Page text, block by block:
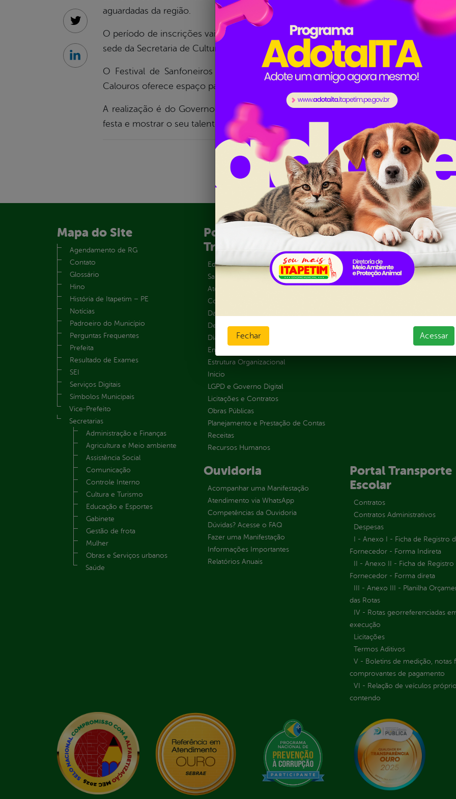
aguardadas da região.
O período de inscrições vai de 20 de maio a 20 de junho, e os interessados devem
sede da Secretaria de Cultura e Turismo, localizada naRua Juvino Leite, nº 116, Centro
O Festival de Sanfoneiros celebra um dos principais instrumentos da música
Calouros oferece espaço para cantores mostrarem sua voz e presença de palco.
A realização é do Governo Municipal, por meio da Secretaria de Cultura e Turismo.
festa e mostrar o seu talento, esta é uma oportunidade de integrar a programação do
Twitter
Linkedin
Mapa do Site
Agendamento de RG
Contato
Glossário
Hino
História de Itapetim – PE
Notícias
Padroeiro do Município
Perguntas Frequentes
Prefeita
Resultado de Exames
SEI
Serviços Digitais
Símbolos Municipais
Vice-Prefeito
Secretarias
Administração e Finanças
Agricultura e Meio ambiente
Assistência Social
Comunicação
Controle Interno
Cultura e Turismo
Educação e Esportes
Gabinete
Gestão de frota
Mulher
Obras e Serviços urbanos
Saúde
Portal da
Transparência
Educação
Saúde
Atos normativos
Convênios e Transferências
Dados Abertos
Despesas
Diárias
Emendas parlamentares
Estrutura Organizacional
Inicio
LGPD e Governo Digital
Licitações e Contratos
Obras Públicas
Planejamento e Prestação de Contas
Receitas
Recursos Humanos
Carta de Serviços
Ouvidoria e Serviço de
Tribuna
Ouvidoria
Acompanhar uma Manifestação
Atendimento via WhatsApp
Competências da Ouvidoria
Dúvidas? Acesse o FAQ
Fazer uma Manifestação
Informações Importantes
Relatórios Anuais
Portal Transporte
Escolar
Contratos
Contratos Administrativos
Despesas
I - Anexo I - Ficha de Registro
Fornecedor - Forma Indireta
II - Anexo II - Ficha de Registro
Fornecedor - Forma direta
III - Anexo III - Planilha
das Rotas
IV - Rotas georreferenciadas
execução
Licitações
Termos Aditivos
V - Boletins de medição, notas
comprovantes de pagamento
VI - Relação de veículos
contendo
Fechar Acessar